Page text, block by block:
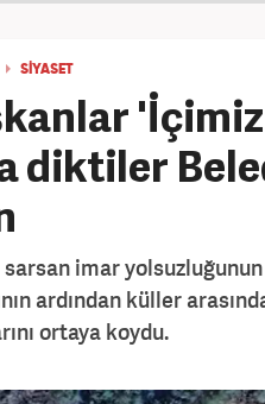
SİYASET
diktiler
sarsan imar
ardından küller
ortaya koydu.